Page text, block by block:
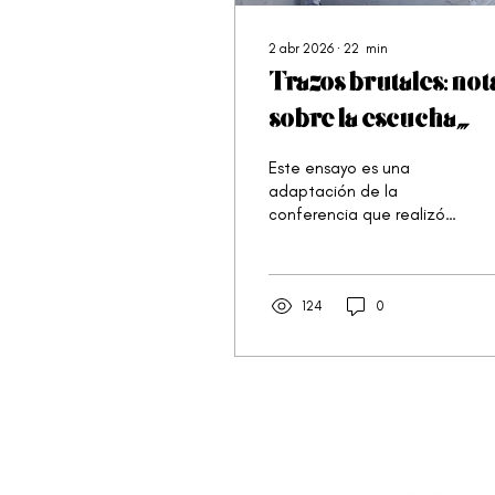
2 abr 2026 ∙ 22 min
Trazos brutales:
sobre la escucha
radical de Awilda
Sterling Duprey
Este ensayo es una
adaptación de la
conferencia que realizó
a Awilda Sterling Duprey,
iniciativa Tiznando el País
124 0